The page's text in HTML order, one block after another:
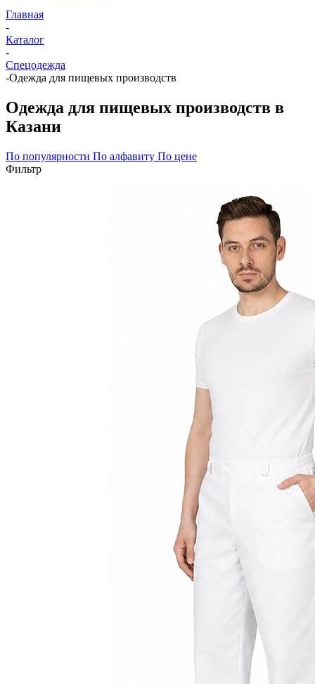
Главная
-
Каталог
-
Спецодежда
-Одежда для пищевых производств
Одежда для пищевых производств в
Казани
По популярности По алфавиту По цене
Фильтр